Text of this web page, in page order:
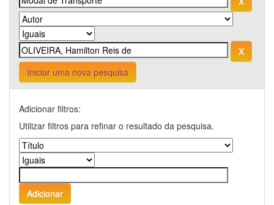
Iniciar uma nova pesquisa
Adicionar filtros:
Utilizar filtros para refinar o resultado da pesquisa.